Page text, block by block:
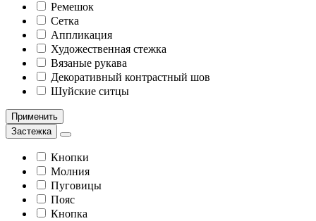
Ремешок
Сетка
Аппликация
Художественная стежка
Вязаные рукава
Декоративный контрастный шов
Шуйские ситцы
Применить
Застежка
Кнопки
Молния
Пуговицы
Пояс
Кнопка